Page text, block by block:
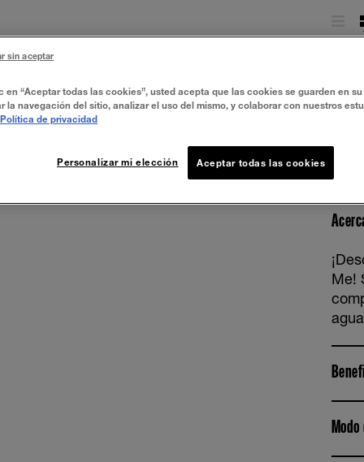
Buff
Me!
en “Aceptar todas las cookies”, usted acepta que las cookies se guarden en
la navegación del sitio, analizar el uso del mismo, y colaborar con nuestros
Política de privacidad
Aceptar todas las cookies
Personalizar mi elección
sin aceptar